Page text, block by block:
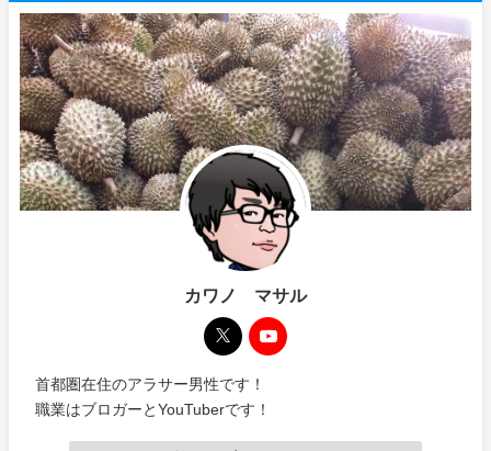
カワノ マサル
首都圏在住のアラサー男性です！
職業はブロガーとYouTuberです！